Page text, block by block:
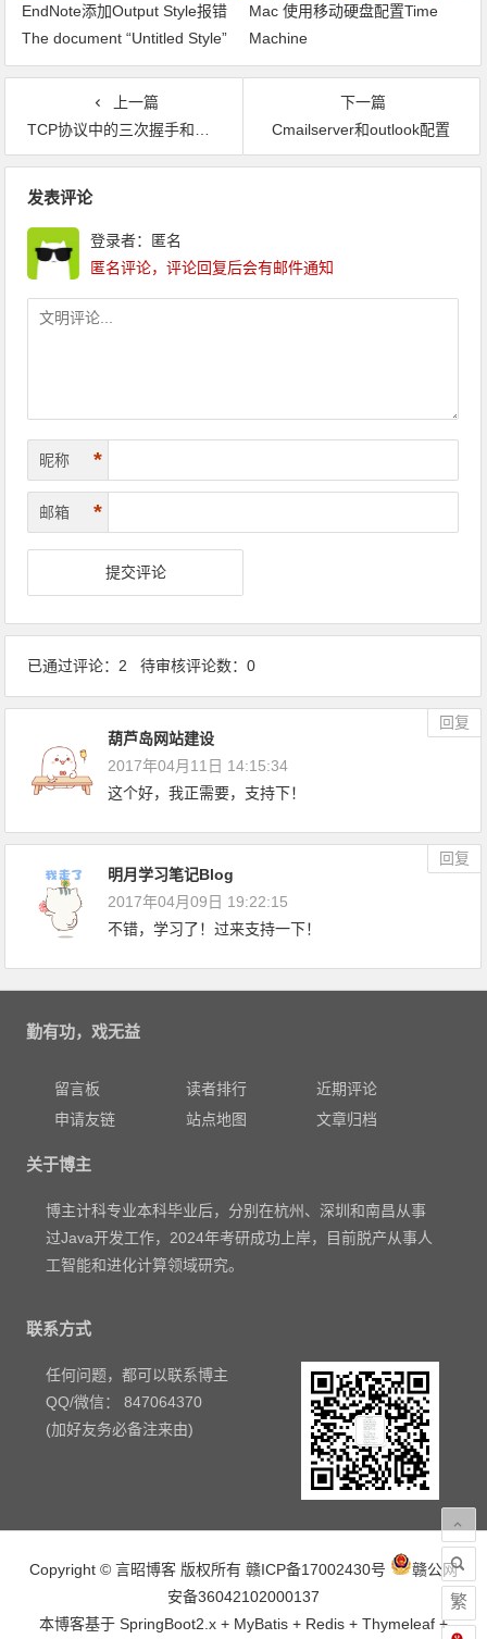
EndNote添加Output Style报错
The document “Untitled Style”
could not be saved as The file
Mac 使用移动硬盘配置Time
Machine
上一篇
TCP协议中的三次握手和四次挥手(图解)
下一篇
Cmailserver和outlook配置
发表评论
登录者：匿名
匿名评论，评论回复后会有邮件通知
昵称 *
邮箱 *
已通过评论：2 待审核评论数：0
葫芦岛网站建设
回复
2017年04月11日 14:15:34
这个好，我正需要，支持下！
明月学习笔记Blog
回复
2017年04月09日 19:22:15
不错，学习了！过来支持一下！
勤有功，戏无益
留言板 读者排行
近期评论
申请友链
站点地图 文章归档
关于博主
博主计科专业本科毕业后，分别在杭州、深圳和南昌从事
过Java开发工作，2024年考研成功上岸，目前脱产从事人
工智能和进化计算领域研究。
联系方式
任何问题，都可以联系博主
QQ/微信： 847064370
(加好友务必备注来由)
Copyright © 言昭博客 版权所有 赣ICP备17002430号
赣公网
安备36042102000137
本博客基于 SpringBoot2.x + MyBatis + Redis + Thymeleaf +
繁